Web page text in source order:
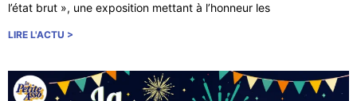
l’état brut », une exposition mettant à l’honneur les
LIRE L'ACTU >